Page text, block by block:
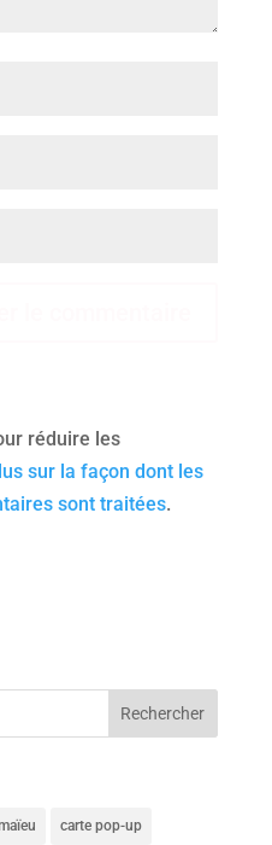
réduire les
sur la façon dont les
sont traitées.
carte pop-up